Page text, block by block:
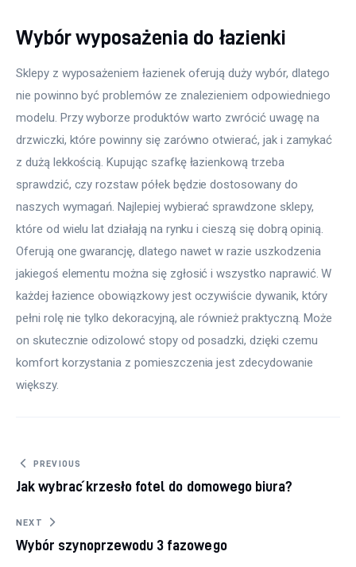
Wybór wyposażenia do łazienki
Sklepy z wyposażeniem łazienek oferują duży wybór, dlatego
nie powinno być problemów ze znalezieniem odpowiedniego
modelu. Przy wyborze produktów warto zwrócić uwagę na
drzwiczki, które powinny się zarówno otwierać, jak i zamykać
z dużą lekkością. Kupując szafkę łazienkową trzeba
sprawdzić, czy rozstaw półek będzie dostosowany do
naszych wymagań. Najlepiej wybierać sprawdzone sklepy,
które od wielu lat działają na rynku i cieszą się dobrą opinią.
Oferują one gwarancję, dlatego nawet w razie uszkodzenia
jakiegoś elementu można się zgłosić i wszystko naprawić. W
każdej łazience obowiązkowy jest oczywiście dywanik, który
pełni rolę nie tylko dekoracyjną, ale również praktyczną. Może
on skutecznie odizolowć stopy od posadzki, dzięki czemu
komfort korzystania z pomieszczenia jest zdecydowanie
większy.
Nawigacja wpisu
PREVIOUS
Jak wybrać krzesło fotel do domowego biura?
NEXT
Wybór szynoprzewodu 3 fazowego